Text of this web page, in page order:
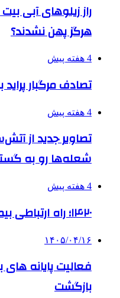
راز زیلوهای آبی
هرگز پهن نشدند؟
4 هفته پیش
تصادف مرگبار پراید
4 هفته پیش
تصاویر جدید از
شعله‌ها رو به
4 هفته پیش
۱۴۲۰؛ راه ارتباطی بیمه شدگان تأمین‌اجتماعی
۱۴۰۵/۰۴/۱۶
فعالیت پایانه
بازگشت